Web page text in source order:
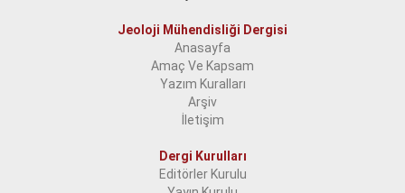
Jeoloji Mühendisliği Dergisi
Anasayfa
Amaç Ve Kapsam
Yazım Kuralları
Arşiv
İletişim
Dergi Kurulları
Editörler Kurulu